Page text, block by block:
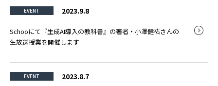
EVENT 2023.9.8
Schooにて『生成AI導入の教科書』の著者・小澤健祐さんの
生放送授業を開催します
EVENT 2023.8.7